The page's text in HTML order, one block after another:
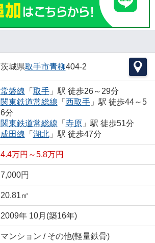
茨城県取手市青柳404-2
常磐線 「 取手」駅 徒歩26～29分
関東鉄道常総線 「 西取手」駅 徒歩44～5
6分
関東鉄道常総線 「 寺原」駅 徒歩51分
成田線 「 湖北」駅 徒歩47分
4.4万円～5.8万円
7,000円
20.81㎡
2009年 10月(築16年)
マンション / その他(軽量鉄骨)